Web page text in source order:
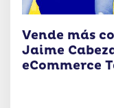
Vende más
Jaime
eCommerce